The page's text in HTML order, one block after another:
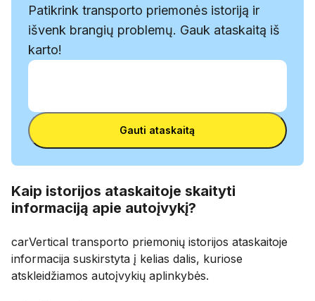
Patikrink transporto priemonės istoriją ir
išvenk brangių problemų. Gauk ataskaitą iš
karto!
Įvesk VIN
Įvesk VIN
Gauti ataskaitą
Kaip istorijos ataskaitoje skaityti
informaciją apie autoįvykį?
carVertical transporto priemonių istorijos ataskaitoje
informacija suskirstyta į kelias dalis, kuriose
atskleidžiamos autoįvykių aplinkybės.